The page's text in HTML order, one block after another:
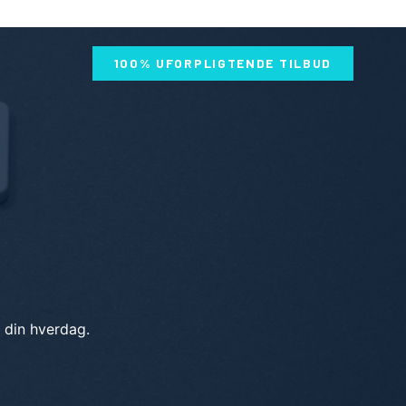
100% UFORPLIGTENDE TILBUD
hverdag.